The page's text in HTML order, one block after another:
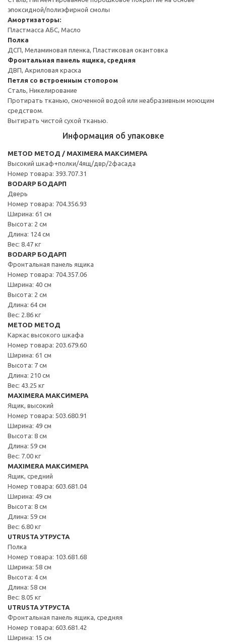
эпоксидной/полиэфирной смолы
Амортизаторы:
Пластмасса АБС, Масло
Полка
ДСП, Меламиновая пленка, Пластиковая окантовка
Фронтальная панель ящика, средняя
ДВП, Акриловая краска
Петля со встроенным стопором
Сталь, Никелирование
Протирать тканью, смоченной водой или неабразивным моющим
средством.
Вытирать чистой сухой тканью.
Информация об упаковке
METOD МЕТОД / MAXIMERA МАКСИМЕРА
Высокий шкаф+полки/4ящ/двр/2фасада
Номер товара: 393.707.31
BODARP БОДАРП
Дверь
Номер товара: 704.356.93
Ширина: 61 см
Высота: 2 см
Длина: 124 см
Вес: 8.47 кг
BODARP БОДАРП
Фронтальная панель ящика
Номер товара: 704.357.06
Ширина: 40 см
Высота: 2 см
Длина: 64 см
Вес: 2.86 кг
METOD МЕТОД
Каркас высокого шкафа
Номер товара: 203.679.60
Ширина: 61 см
Высота: 7 см
Длина: 210 см
Вес: 43.25 кг
MAXIMERA МАКСИМЕРА
Ящик, высокий
Номер товара: 503.680.91
Ширина: 49 см
Высота: 8 см
Длина: 59 см
Вес: 7.00 кг
MAXIMERA МАКСИМЕРА
Ящик, средний
Номер товара: 603.681.04
Ширина: 49 см
Высота: 8 см
Длина: 59 см
Вес: 6.80 кг
UTRUSTA УТРУСТА
Полка
Номер товара: 103.681.68
Ширина: 58 см
Высота: 4 см
Длина: 58 см
Вес: 8.05 кг
UTRUSTA УТРУСТА
Фронтальная панель ящика, средняя
Номер товара: 603.681.42
Ширина: 15 см